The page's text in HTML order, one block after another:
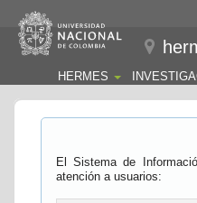
HERMES
El Sistema de
atención a usuarios: